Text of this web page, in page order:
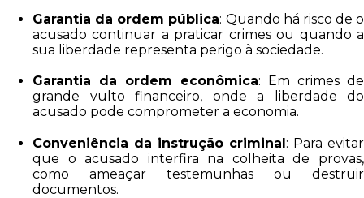
Garantia da ordem pública: Quando há risco de o
acusado continuar a praticar crimes ou quando a
sua liberdade representa perigo à sociedade.
Garantia da ordem econômica: Em crimes de
grande vulto financeiro, onde a liberdade do
acusado pode comprometer a economia.
Conveniência da instrução criminal: Para evitar
que o acusado interfira na colheita de provas,
como ameaçar testemunhas ou destruir
documentos.